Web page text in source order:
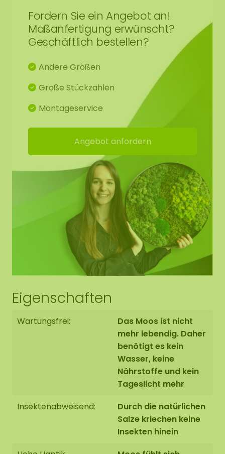
Fordern Sie ein Angebot an!
Maßanfertigung erwünscht?
Geschäftlich bestellen?
Andere Größen
Große Stückzahlen
Montageservice
Angebot anfordern
Eigenschaften
Wartungsfrei:
Das Moos ist nicht
mehr lebendig. Daher
benötigt es kein
Wasser, keine
Nährstoffe und kein
Tageslicht mehr
Insektenabweisend:
Durch die natürlichen
Salze kriechen keine
Insekten hinein